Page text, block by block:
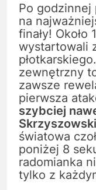
Po godzinnej
na
finały!
wystartowali
płotkarskiego.
zewnętrzny
zawsze
pierwsza
szybciej
światowa
poniżej 8
radomianka
tylko z